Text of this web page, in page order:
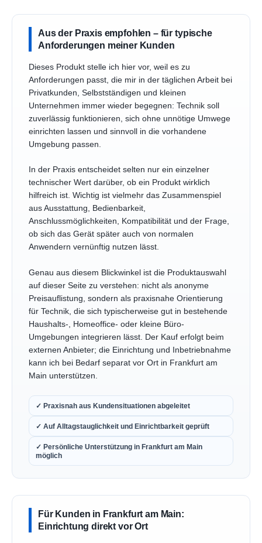
Aus der Praxis empfohlen – für typische
Anforderungen meiner Kunden
Dieses Produkt stelle ich hier vor, weil es zu
Anforderungen passt, die mir in der täglichen Arbeit bei
Privatkunden, Selbstständigen und kleinen
Unternehmen immer wieder begegnen: Technik soll
zuverlässig funktionieren, sich ohne unnötige Umwege
einrichten lassen und sinnvoll in die vorhandene
Umgebung passen.
In der Praxis entscheidet selten nur ein einzelner
technischer Wert darüber, ob ein Produkt wirklich
hilfreich ist. Wichtig ist vielmehr das Zusammenspiel
aus Ausstattung, Bedienbarkeit,
Anschlussmöglichkeiten, Kompatibilität und der Frage,
ob sich das Gerät später auch von normalen
Anwendern vernünftig nutzen lässt.
Genau aus diesem Blickwinkel ist die Produktauswahl
auf dieser Seite zu verstehen: nicht als anonyme
Preisauflistung, sondern als praxisnahe Orientierung
für Technik, die sich typischerweise gut in bestehende
Haushalts-, Homeoffice- oder kleine Büro-
Umgebungen integrieren lässt. Der Kauf erfolgt beim
externen Anbieter; die Einrichtung und Inbetriebnahme
kann ich bei Bedarf separat vor Ort in Frankfurt am
Main unterstützen.
✓ Praxisnah aus Kundensituationen abgeleitet
✓ Auf Alltagstauglichkeit und Einrichtbarkeit geprüft
✓ Persönliche Unterstützung in Frankfurt am Main
möglich
Für Kunden in Frankfurt am Main:
Einrichtung direkt vor Ort